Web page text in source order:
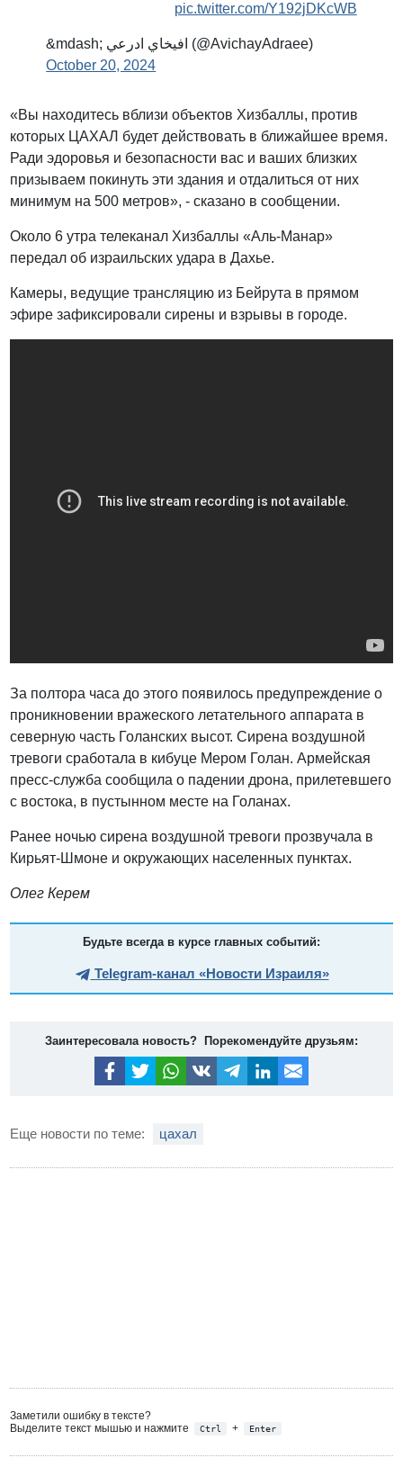
pic.twitter.com/Y192jDKcWB
&mdash; افيخاي ادرعي (@AvichayAdraee)
October 20, 2024
«Вы находитесь вблизи объектов Хизбаллы, против
которых ЦАХАЛ будет действовать в ближайшее время.
Ради эдоровья и безопасности вас и ваших близких
призываем покинуть эти здания и отдалиться от них
минимум на 500 метров», - сказано в сообщении.
Около 6 утра телеканал Хизбаллы «Аль-Манар»
передал об израильских удара в Дахье.
Камеры, ведущие трансляцию из Бейрута в прямом
эфире зафиксировали сирены и взрывы в городе.
За полтора часа до этого появилось предупреждение о
проникновении вражеского летательного аппарата в
северную часть Голанских высот. Сирена воздушной
тревоги сработала в кибуце Мером Голан. Армейская
пресс-служба сообщила о падении дрона, прилетевшего
с востока, в пустынном месте на Голанах.
Ранее ночью сирена воздушной тревоги прозвучала в
Кирьят-Шмоне и окружающих населенных пунктах.
Олег Керем
Будьте всегда в курсе главных событий:
Telegram-канал «Новости Израиля»
Заинтересовала новость? Порекомендуйте друзьям:
Еще новости по теме: цахал
Заметили ошибку в тексте?
Выделите текст мышью и нажмите
Ctrl + Enter